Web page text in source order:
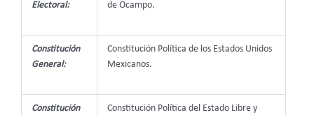
Electoral:
de Ocampo.
Constitución
General:
Constitución Política de los Estados Unidos
Mexicanos.
Constitución
Constitución Política del Estado Libre y